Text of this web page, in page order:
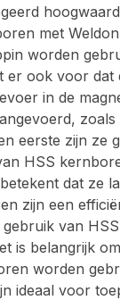
met
worden
ook voor
in de
eerste zijn
HSS
dat
zijn een
van
belangrijk
worden
ideaal voor